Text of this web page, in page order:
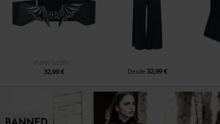
PVPR 34,99 €
32,99 €
Desde 32,99 €